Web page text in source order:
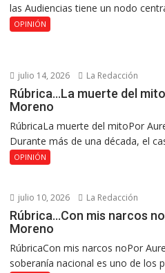
las Audiencias tiene un nodo
OPINIÓN
julio 14, 2026 La Redacción
Rúbrica…La muerte del
Moreno
RúbricaLa muerte del mitoPor
Durante más de una década, el
OPINIÓN
julio 10, 2026 La Redacción
Rúbrica…Con mis narcos
Moreno
RúbricaCon mis narcos noPor
soberanía nacional es uno de los